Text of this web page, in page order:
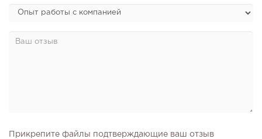
Прикрепите файлы подтверждающие ваш отзыв